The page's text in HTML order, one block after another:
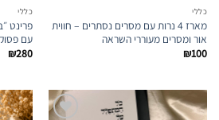
כללי
מארז 4 נרות עם מסרים נסתרים – חווית
אור ומסרים מעוררי השראה
₪100
כללי
פרינט
עם
₪280